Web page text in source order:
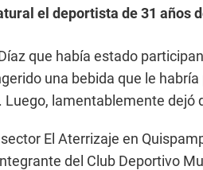
el deportista de 31 años
que había estado
una bebida que le
lamentablemente dejó
El Aterrizaje en
del Club Deportivo